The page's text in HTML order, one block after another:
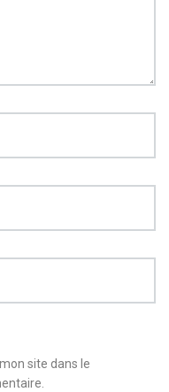
site dans le